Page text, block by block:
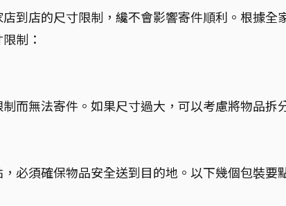
到店的尺寸限制，纔不會影響寄件順利。根據全
制：
而無法寄件。如果尺寸過大，可以考慮將物品拆
必須確保物品安全送到目的地。以下幾個包裝要